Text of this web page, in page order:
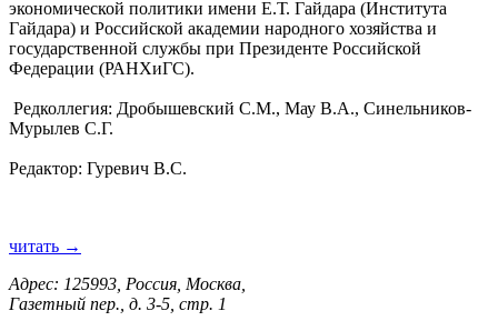
экономической политики имени Е.Т. Гайдара (Института
Гайдара) и Российской академии народного хозяйства и
государственной службы при Президенте Российской
Федерации (РАНХиГС).
Редколлегия: Дробышевский С.М., Мау В.А., Синельников-
Мурылев С.Г.
Редактор: Гуревич В.С.
читать →
Адрес: 125993, Россия, Москва,
Газетный пер., д. 3-5, стр. 1